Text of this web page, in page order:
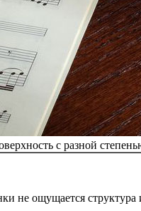
с разной
не ощущается